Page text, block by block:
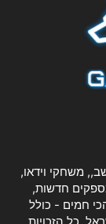
משחקי וידאו,
חדשות,
חמים - כולל